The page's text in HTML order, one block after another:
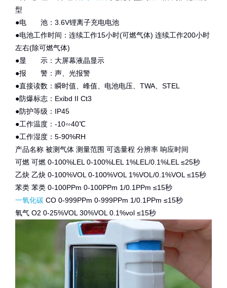
型
●电 池：3.6V锂离子充电电池
●电池工作时间：连续工作15小时(可燃气体) 连续工作200小时
左右(除可燃气体)
●显 示：大屏幕液晶显示
●报 警：声、光报警
●直接读数：瞬时值、峰值、电池电压、TWA、STEL
●防爆标志：Exibd II Ct3
●防护等级：IP45
●工作温度：-10∽40℃
●工作湿度：5-90%RH
产品名称 被测气体 测量范围 可选量程 分辨率 响应时间
可燃 可燃 0-100%LEL 0-100%LEL 1%LEL/0.1%LEL ≤25秒
乙炔 乙炔 0-100%VOL 0-100%VOL 1%VOL/0.1%VOL ≤15秒
苯类 苯类 0-100PPm 0-100PPm 1/0.1PPm ≤15秒
一氧化碳 CO 0-999PPm 0-999PPm 1/0.1PPm ≤15秒
氧气 O2 0-25%VOL 30%VOL 0.1%vol ≤15秒